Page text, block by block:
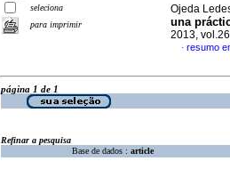
seleciona
para imprimir
Ojeda
una
2013,
· resumo
página 1 de 1
Refinar a pesquisa
Base de dados : article